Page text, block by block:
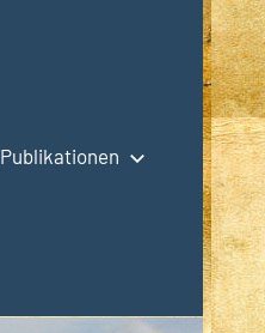
Publikationen